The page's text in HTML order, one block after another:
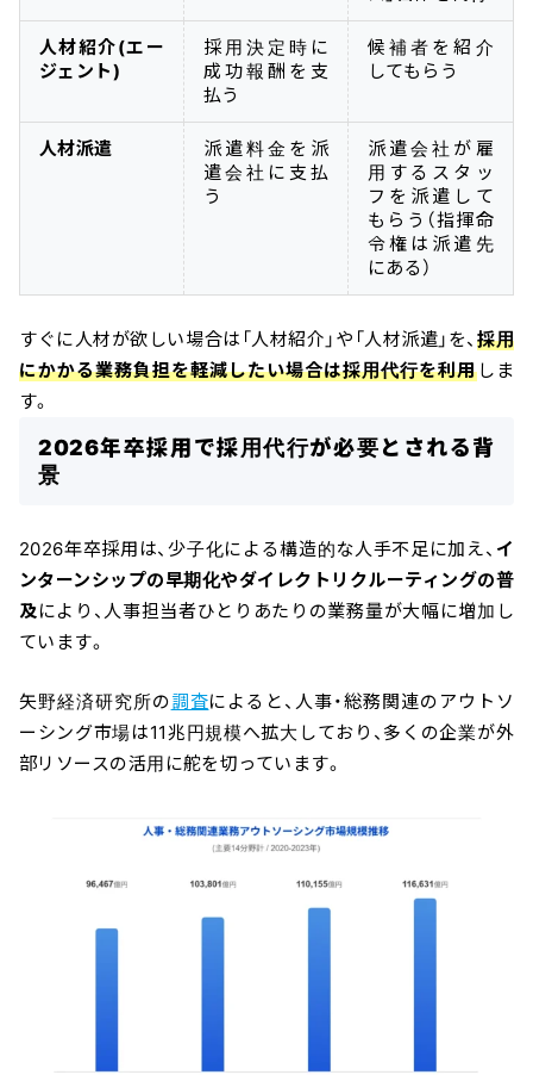
人材紹介(エー
ジェント)
採用決定時に
成功報酬を支
払う
候補者を紹介
してもらう
人材派遣
派遣料金を派
遣会社に支払
う
派遣会社が雇
用するスタッ
フを派遣して
もらう（指揮命
令権は派遣先
にある）
すぐに人材が欲しい場合は「人材紹介」や「人材派遣」を、 採用
にかかる業務負担を軽減したい場合は採用代行を利用しま
す。
2026年卒採用で採用代行が必要とされる背
景
2026年卒採用は、少子化による構造的な人手不足に加え、 イ
ンターンシップの早期化やダイレクトリクルーティングの普
及により、人事担当者ひとりあたりの業務量が大幅に増加し
ています。
矢野経済研究所の調査によると、人事・総務関連のアウトソ
ーシング市場は11兆円規模へ拡大しており、多くの企業が外
部リソースの活用に舵を切っています。